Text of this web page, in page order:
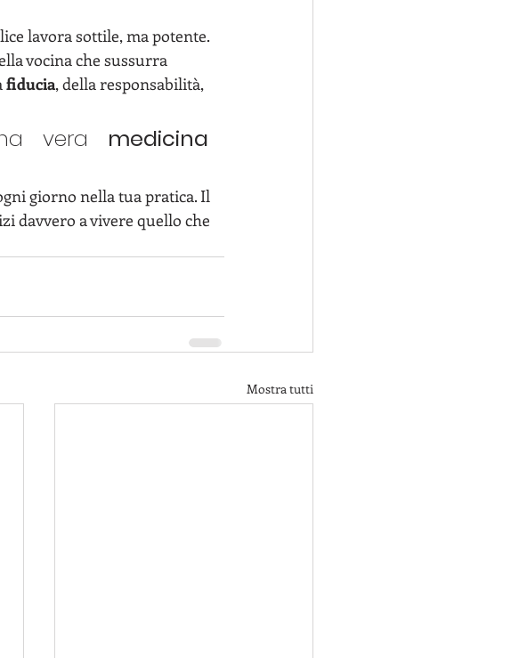
lavora sottile, ma potente.
vocina che sussurra
fiducia, della responsabilità,
vera medicina
giorno nella tua pratica. Il
davvero a vivere quello che
Mostra tutti